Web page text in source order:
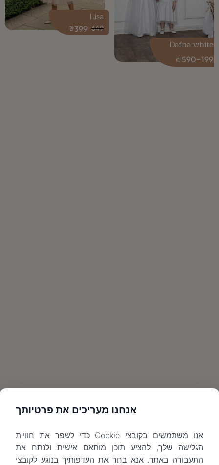
199
-
590
₪
Dafna white
649
399
₪
Lisa
אנחנו מעריכים את פרטיותך
אנו משתמשים בקובצי Cookie כדי לשפר את חוויית
הגלישה שלך, להציע תוכן מותאם אישית ולנתח את
התעבורה באתר. אנא בחר את העדפותיך בנוגע לקובצי